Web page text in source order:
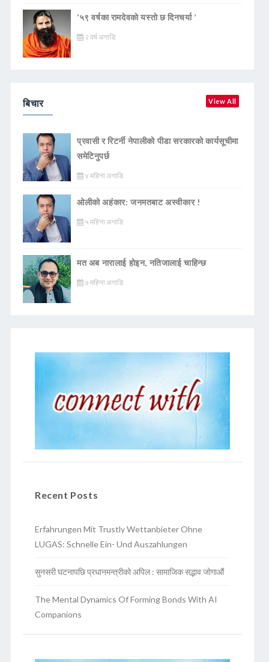
‘५९ वर्षका रामदेवकाे यस्ताे छ दिनचर्या ’
२ वर्ष अगाडि
बिचार View All
प्रवासी र रिटर्नी नेपालीको पीडा सरकारको कार्यसूचीमा
समेटिनुपर्छ
४ महिना अगाडि
ओलीको अहंकार: जनमतबाट अस्वीकार !
५ महिना अगाडि
मत अब नारालाई होइन, नतिजालाई चाहिन्छ
७ महिना अगाडि
Recent Posts
Erfahrungen Mit Trustly Wettanbieter Ohne
LUGAS: Schnelle Ein- Und Auszahlungen
सुनसरी घटनापछि प्रधानमन्त्रीको अपिल : सामाजिक सद्भाव जोगाऔं
The Mental Dynamics Of Forming Bonds With AI
Companions